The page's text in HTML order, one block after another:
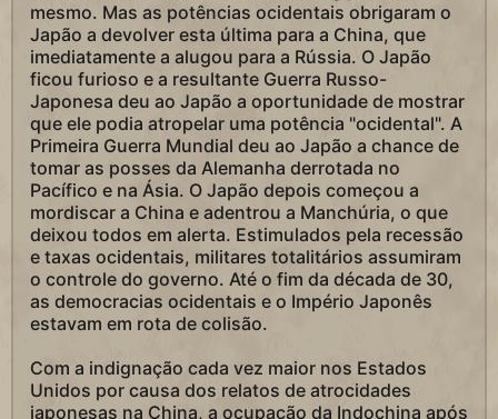
mesmo. Mas as potências ocidentais obrigaram o
Japão a devolver esta última para a China, que
imediatamente a alugou para a Rússia. O Japão
ficou furioso e a resultante Guerra Russo-
Japonesa deu ao Japão a oportunidade de mostrar
que ele podia atropelar uma potência "ocidental". A
Primeira Guerra Mundial deu ao Japão a chance de
tomar as posses da Alemanha derrotada no
Pacífico e na Ásia. O Japão depois começou a
mordiscar a China e adentrou a Manchúria, o que
deixou todos em alerta. Estimulados pela recessão
e taxas ocidentais, militares totalitários assumiram
o controle do governo. Até o fim da década de 30,
as democracias ocidentais e o Império Japonês
estavam em rota de colisão.
Com a indignação cada vez maior nos Estados
Unidos por causa dos relatos de atrocidades
japonesas na China, a ocupação da Indochina após